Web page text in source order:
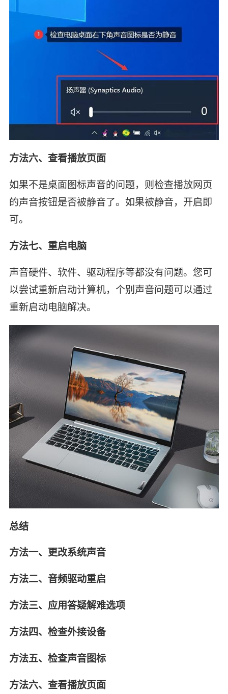
方法六、查看播放页面
如果不是桌面图标声音的问题，则检查播放网页
的声音按钮是否被静音了。如果被静音，开启即
可。
方法七、重启电脑
声音硬件、软件、驱动程序等都没有问题。您可
以尝试重新启动计算机，个别声音问题可以通过
重新启动电脑解决。
总结
方法一、更改系统声音
方法二、音频驱动重启
方法三、应用答疑解难选项
方法四、检查外接设备
方法五、检查声音图标
方法六、查看播放页面